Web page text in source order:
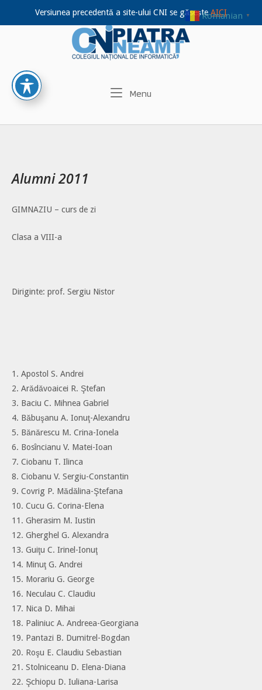
Versiunea precedentă a site-ului CNI se găseșteAICI
Home
Menu
Alumni 2011
GIMNAZIU – curs de zi
Clasa a VIII-a
Diriginte: prof. Sergiu Nistor
1. Apostol S. Andrei
2. Arădăvoaicei R. Ştefan
3. Baciu C. Mihnea Gabriel
4. Băbuşanu A. Ionuţ-Alexandru
5. Bănărescu M. Crina-Ionela
6. Bosîncianu V. Matei-Ioan
7. Ciobanu T. Ilinca
8. Ciobanu V. Sergiu-Constantin
9. Covrig P. Mădălina-Ştefana
10. Cucu G. Corina-Elena
11. Gherasim M. Iustin
12. Gherghel G. Alexandra
13. Guiţu C. Irinel-Ionuţ
14. Minuţ G. Andrei
15. Morariu G. George
16. Neculau C. Claudiu
17. Nica D. Mihai
18. Paliniuc A. Andreea-Georgiana
19. Pantazi B. Dumitrel-Bogdan
20. Roşu E. Claudiu Sebastian
21. Stolniceanu D. Elena-Diana
22. Şchiopu D. Iuliana-Larisa
Romanian ▼